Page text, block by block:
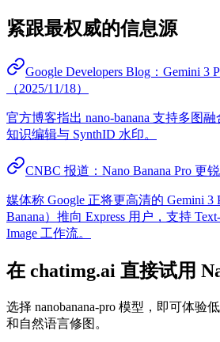
紧跟最权威的信息源
Google Developers Blog：Gemini 3
（2025/11/18）
官方博客指出 nano-banana 支持多图
知识编辑与 SynthID 水印。
CNBC 报道：Nano Banana Pro 更
媒体称 Google 正将更高清的 Gemini 3
Banana）推向 Express 用户，支持
Image 工作流。
在 chatimg.ai 直接试用
选择 nanobanana-pro 模型，即可体验
和自然语言修图。